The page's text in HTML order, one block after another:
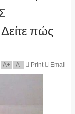
πώς
A+ A- Print Email